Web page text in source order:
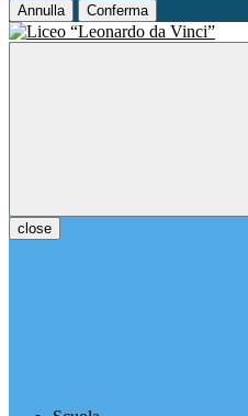
Annulla Conferma
close